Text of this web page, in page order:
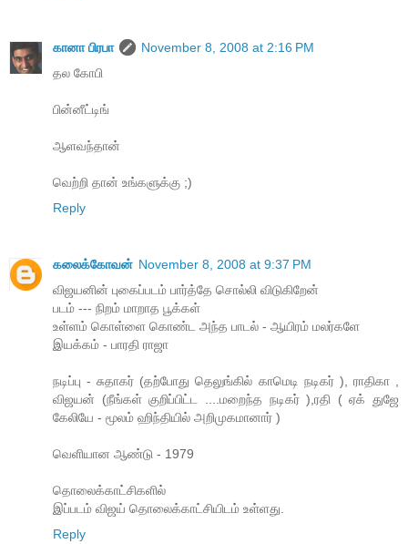
கானா பிரபா
November 8, 2008 at 2:16 PM
தல கோபி
பின்னீட்டிங்
ஆளவந்தான்
வெற்றி தான் உங்களுக்கு ;)
Reply
கலைக்கோவன் November 8, 2008 at 9:37 PM
விஜயனின் புகைப்படம் பார்த்தே சொல்லி விடுகிறேன்
படம் --- நிறம் மாறாத பூக்கள்
உள்ளம் கொள்ளை கொண்ட அந்த பாடல் - ஆயிரம் மலர்களே
இயக்கம் - பாரதி ராஜா
நடிப்பு - சுதாகர் (தற்போது தெலுங்கில் காமெடி நடிகர் ), ராதிகா ,
விஜயன் (நீங்கள் குறிப்பிட்ட ....மறைந்த நடிகர் ),ரதி ( ஏக் துஜே
கேலியே - மூலம் ஹிந்தியில் அறிமுகமானார் )
வெளியான ஆண்டு - 1979
தொலைக்காட்சிகளில்
இப்படம் விஜய் தொலைக்காட்சியிடம் உள்ளது.
Reply